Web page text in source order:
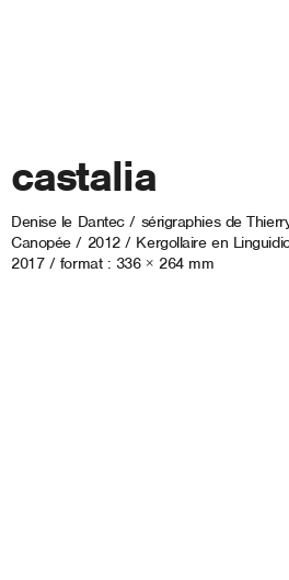
castalia
Denise le Dantec / sérigraphies de
Canopée / 2012 / Kergollaire en
2017 / format : 336 × 264 mm